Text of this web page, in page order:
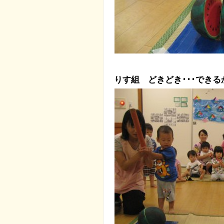
りす組 どきどき･･･でき